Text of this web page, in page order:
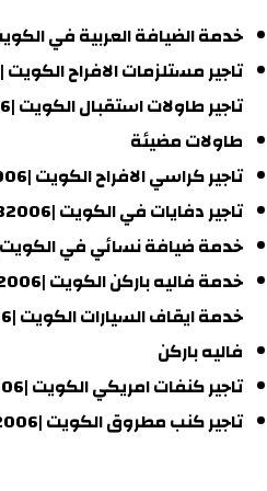
خدمة الضيافة العربية في الكويت
تاجير مستلزمات الافراح الكويت |56632006
طاولات مضيئة
تاجير كراسي الافراح الكويت |56632006
تاجير دفايات في الكويت |56632006
خدمة ضيافة نسائي في الكويت
خدمة فاليه باركن الكويت |56632006
فاليه باركن
تاجير كنفات امريكي الكويت |56632006
تاجير كنب مطروق الكويت |56632006